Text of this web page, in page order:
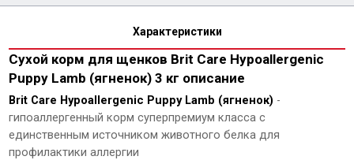
Характеристики
Сухой корм для щенков Brit Care Hypoallergenic
Puppy Lamb (ягненок) 3 кг описание
Brit Care Hypoallergenic Puppy Lamb (ягненок) -
гипоаллергенный корм суперпремиум класса с
единственным источником животного белка для
профилактики аллергии